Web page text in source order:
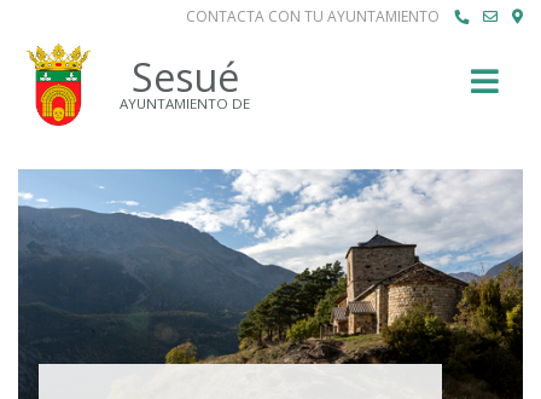
CONTACTA CON TU AYUNTAMIENTO
Sesué
AYUNTAMIENTO DE